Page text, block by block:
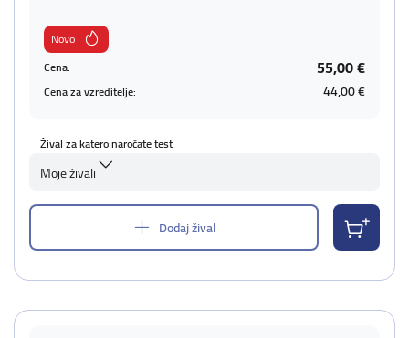
Novo
Cena:
55,00 €
Cena za vzreditelje: 44,00 €
Žival za katero naročate test
Moje živali
Dodaj žival